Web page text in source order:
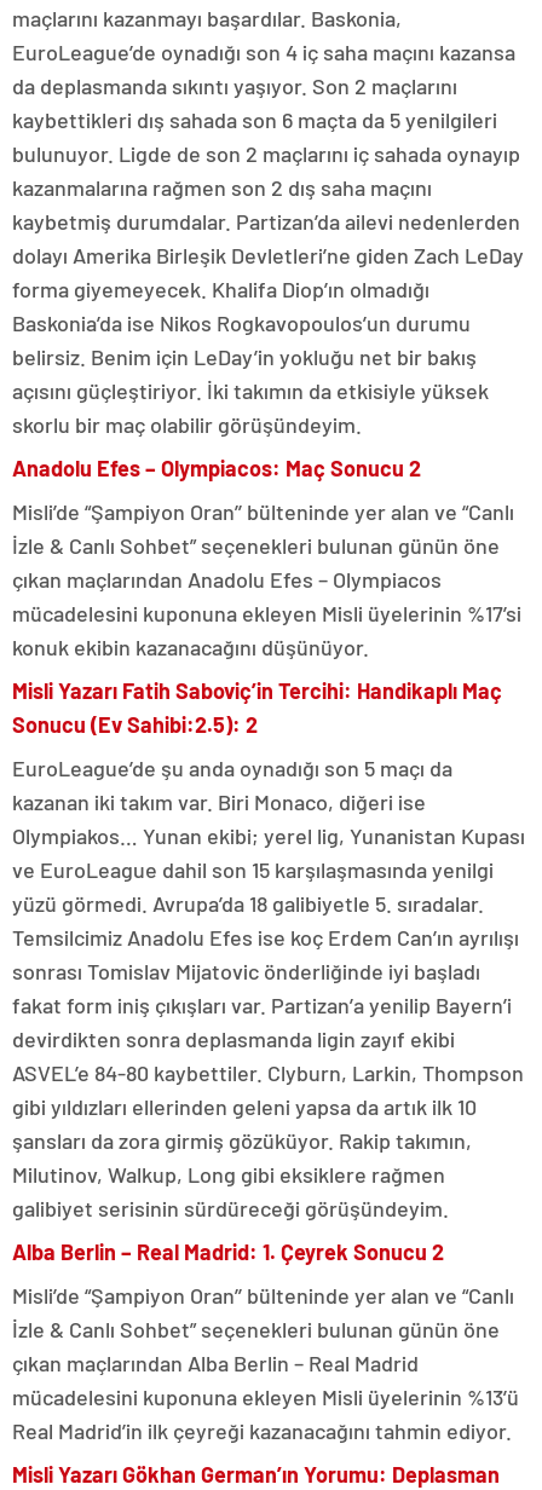
maçlarını kazanmayı başardılar. Baskonia,
EuroLeague’de oynadığı son 4 iç saha maçını kazansa
da deplasmanda sıkıntı yaşıyor. Son 2 maçlarını
kaybettikleri dış sahada son 6 maçta da 5 yenilgileri
bulunuyor. Ligde de son 2 maçlarını iç sahada oynayıp
kazanmalarına rağmen son 2 dış saha maçını
kaybetmiş durumdalar. Partizan’da ailevi nedenlerden
dolayı Amerika Birleşik Devletleri’ne giden Zach LeDay
forma giyemeyecek. Khalifa Diop’ın olmadığı
Baskonia’da ise Nikos Rogkavopoulos’un durumu
belirsiz. Benim için LeDay’in yokluğu net bir bakış
açısını güçleştiriyor. İki takımın da etkisiyle yüksek
skorlu bir maç olabilir görüşündeyim.
Anadolu Efes – Olympiacos: Maç Sonucu 2
Misli’de “Şampiyon Oran’’ bülteninde yer alan ve “Canlı
İzle & Canlı Sohbet” seçenekleri bulunan günün öne
çıkan maçlarından Anadolu Efes – Olympiacos
mücadelesini kuponuna ekleyen Misli üyelerinin %17’si
konuk ekibin kazanacağını düşünüyor.
Misli Yazarı Fatih Saboviç’in Tercihi: Handikaplı Maç
Sonucu (Ev Sahibi:2.5): 2
EuroLeague’de şu anda oynadığı son 5 maçı da
kazanan iki takım var. Biri Monaco, diğeri ise
Olympiakos… Yunan ekibi; yerel lig, Yunanistan Kupası
ve EuroLeague dahil son 15 karşılaşmasında yenilgi
yüzü görmedi. Avrupa’da 18 galibiyetle 5. sıradalar.
Temsilcimiz Anadolu Efes ise koç Erdem Can’ın ayrılışı
sonrası Tomislav Mijatovic önderliğinde iyi başladı
fakat form iniş çıkışları var. Partizan’a yenilip Bayern’i
devirdikten sonra deplasmanda ligin zayıf ekibi
ASVEL’e 84-80 kaybettiler. Clyburn, Larkin, Thompson
gibi yıldızları ellerinden geleni yapsa da artık ilk 10
şansları da zora girmiş gözüküyor. Rakip takımın,
Milutinov, Walkup, Long gibi eksiklere rağmen
galibiyet serisinin sürdüreceği görüşündeyim.
Alba Berlin – Real Madrid: 1. Çeyrek Sonucu 2
Misli’de “Şampiyon Oran’’ bülteninde yer alan ve “Canlı
İzle & Canlı Sohbet” seçenekleri bulunan günün öne
çıkan maçlarından Alba Berlin – Real Madrid
mücadelesini kuponuna ekleyen Misli üyelerinin %13’ü
Real Madrid’in ilk çeyreği kazanacağını tahmin ediyor.
Misli Yazarı Gökhan German’ın Yorumu: Deplasman